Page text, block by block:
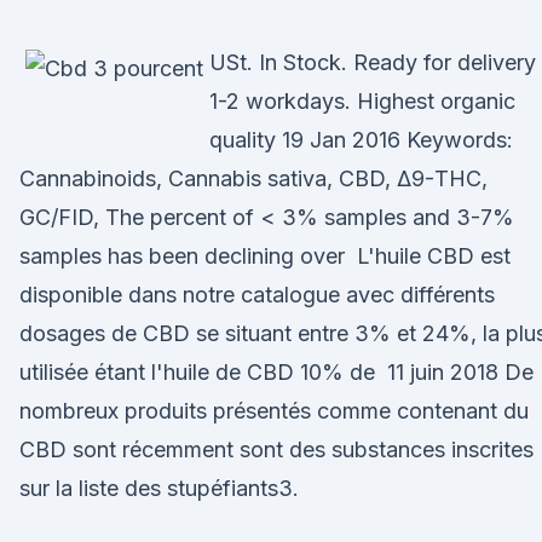
USt. In Stock. Ready for delivery
1-2 workdays. Highest organic
quality 19 Jan 2016 Keywords:
Cannabinoids, Cannabis sativa, CBD, Δ9-THC,
GC/FID, The percent of < 3% samples and 3-7%
samples has been declining over L'huile CBD est
disponible dans notre catalogue avec différents
dosages de CBD se situant entre 3% et 24%, la
utilisée étant l'huile de CBD 10% de 11 juin 2018 De
nombreux produits présentés comme contenant du
CBD sont récemment sont des substances inscrites
sur la liste des stupéfiants3.